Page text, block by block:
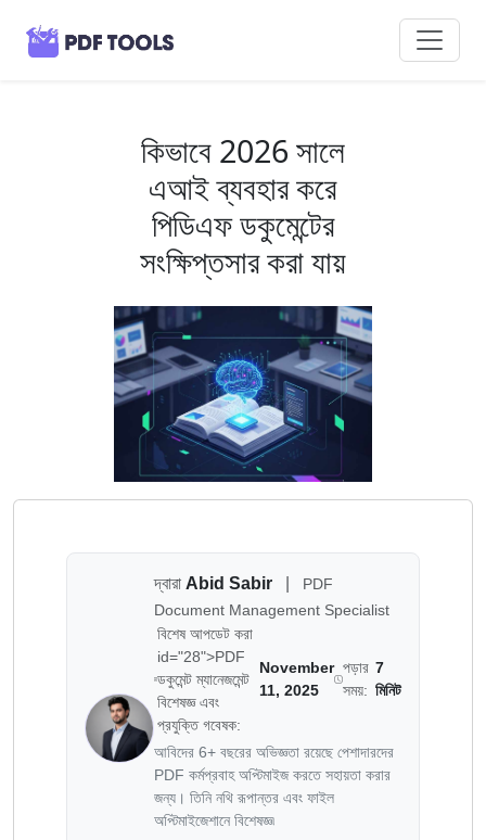
কিভাবে 2026 সালে
এআই ব্যবহার করে
পিডিএফ ডকুমেন্টের
সংক্ষিপ্তসার করা যায়
দ্বারা Abid Sabir
PDF
Document Management Specialist
বিশেষ আপডেট করা
id="28">PDF
ডকুমেন্ট ম্যানেজমেন্ট
বিশেষজ্ঞ এবং
প্রযুক্তি গবেষক:
November
11, 2025
পড়ার
সময়:
7
মিনিট
আবিদের 6+ বছরের অভিজ্ঞতা রয়েছে পেশাদারদের
PDF কর্মপ্রবাহ অপ্টিমাইজ করতে সহায়তা করার
জন্য। তিনি নথি রূপান্তর এবং ফাইল
অপ্টিমাইজেশানে বিশেষজ্ঞ৷